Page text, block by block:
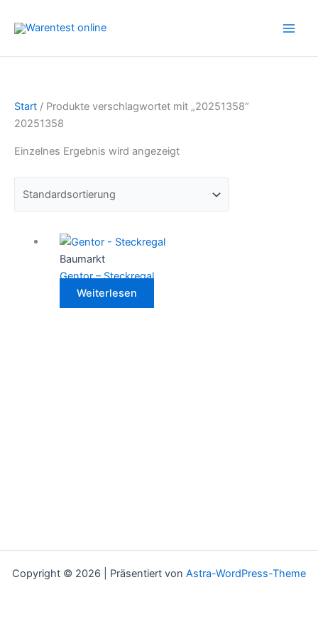
Inhalt
Start / Produkte verschlagwortet mit „20251358“
20251358
Einzelnes Ergebnis wird angezeigt
Baumarkt
Gentor – Steckregal
Weiterlesen
Copyright © 2026 | Präsentiert von Astra-WordPress-Theme